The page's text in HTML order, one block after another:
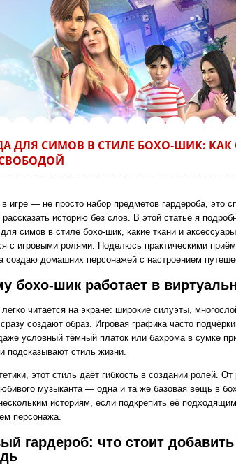
ДЛЯ СИМОВ В СТИЛЕ БОХО‑ШИК: КАК
в игре — не просто набор предметов гардероба, это
рассказать историю без слов. В этой статье я
симов в стиле бохо‑шик, какие ткани и
с игровыми ролями. Поделюсь практическими
создаю домашних персонажей с настроением
бохо‑шик работает в
легко читается на экране: широкие силуэты,
создают образ. Игровая графика часто
условный тёмный платок или бахрома в сумке
подсказывают стиль жизни.
этот стиль даёт гибкость в создании ролей.
музыканта — одна и та же базовая вещь в
историям, если подкрепить её
персонажа.
гардероб: что стоит